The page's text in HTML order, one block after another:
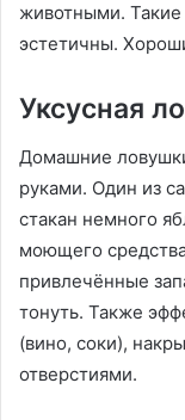
животными.
эстетичны.
Уксусная
Домашние
руками. Один из
стакан немного
моющего
привлечённые
тонуть. Также
(вино, соки),
отверстиями.